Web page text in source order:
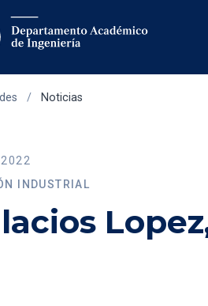
/ Noticias
INDUSTRIAL